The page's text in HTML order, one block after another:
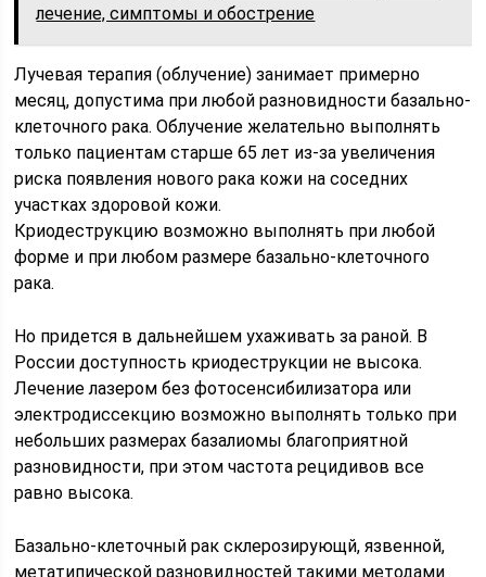
лечение, симптомы и обострение
Лучевая терапия (облучение) занимает примерно
месяц, допустима при любой разновидности базально-
клеточного рака. Облучение желательно выполнять
только пациентам старше 65 лет из-за увеличения
риска появления нового рака кожи на соседних
участках здоровой кожи.
Криодеструкцию возможно выполнять при любой
форме и при любом размере базально-клеточного
рака.
Но придется в дальнейшем ухаживать за раной. В
России доступность криодеструкции не высока.
Лечение лазером без фотосенсибилизатора или
электродиссекцию возможно выполнять только при
небольших размерах базалиомы благоприятной
разновидности, при этом частота рецидивов все
равно высока.
Базально-клеточный рак склерозирующй, язвенной,
метатипической разновидностей такими методами